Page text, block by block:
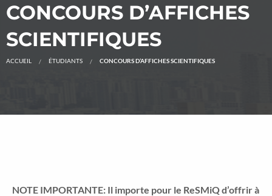
CONCOURS D’AFFICHES
SCIENTIFIQUES
ACCUEIL ÉTUDIANTS CONCOURS D’AFFICHES SCIENTIFIQUES
NOTE IMPORTANTE: Il importe pour le ReSMiQ d’offrir à